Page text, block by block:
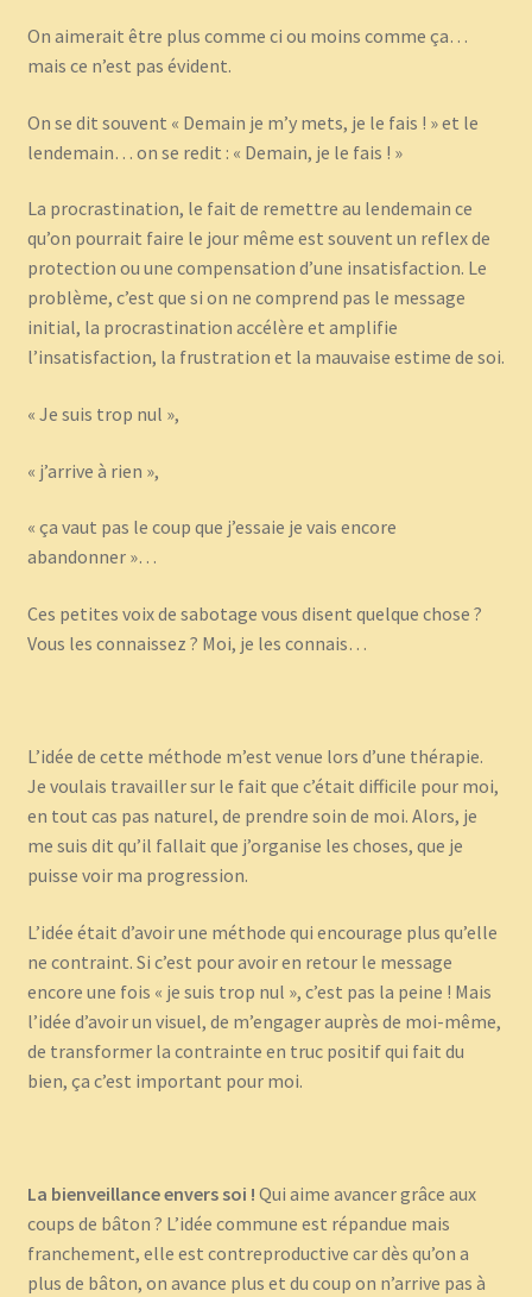
On aimerait être plus comme ci ou moins comme ça…
mais ce n’est pas évident.
On se dit souvent « Demain je m’y mets, je le fais ! » et le
lendemain… on se redit : « Demain, je le fais ! »
La procrastination, le fait de remettre au lendemain ce
qu’on pourrait faire le jour même est souvent un reflex de
protection ou une compensation d’une insatisfaction. Le
problème, c’est que si on ne comprend pas le message
initial, la procrastination accélère et amplifie
l’insatisfaction, la frustration et la mauvaise estime de soi.
« Je suis trop nul »,
« j’arrive à rien »,
« ça vaut pas le coup que j’essaie je vais encore
abandonner »…
Ces petites voix de sabotage vous disent quelque chose ?
Vous les connaissez ? Moi, je les connais…
L’idée de cette méthode m’est venue lors d’une thérapie.
Je voulais travailler sur le fait que c’était difficile pour moi,
en tout cas pas naturel, de prendre soin de moi. Alors, je
me suis dit qu’il fallait que j’organise les choses, que je
puisse voir ma progression.
L’idée était d’avoir une méthode qui encourage plus qu’elle
ne contraint. Si c’est pour avoir en retour le message
encore une fois « je suis trop nul », c’est pas la peine ! Mais
l’idée d’avoir un visuel, de m’engager auprès de moi-même,
de transformer la contrainte en truc positif qui fait du
bien, ça c’est important pour moi.
La bienveillance envers soi ! Qui aime avancer grâce aux
coups de bâton ? L’idée commune est répandue mais
franchement, elle est contreproductive car dès qu’on a
plus de bâton, on avance plus et du coup on n’arrive pas à